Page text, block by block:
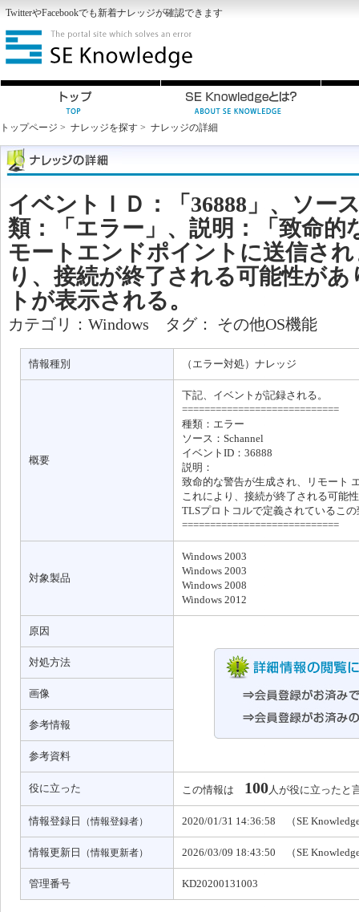
TwitterやFacebookでも新着ナレッジが確認できます
トップページ > ナレッジを探す > ナレッジの詳細
イベントＩＤ：「36888」、ソー
類：「エラー」、説明：「致命的
モートエンドポイントに送信さ
り、接続が終了される可能性が
トが表示される。
カテゴリ： Windows タグ： その他OS機能
情報種別 （エラー対処）ナレッジ
概要
下記、イベントが記録される。
============================
種類：エラー
ソース：Schannel
イベントID：36888
説明：
致命的な警告が生成され、リモート
これにより、接続が終了される可能
TLSプロトコルで定義されているこ
============================
対象製品
Windows 2003
Windows 2003
Windows 2008
Windows 2012
原因
対処方法
画像
参考情報
参考資料
役に立った この情報は 100人が役に立った
情報登録日 （情報登録者） 2020/01/31 14:36:58 （SE
情報更新日 （情報更新者） 2026/03/09 18:43:50 （SE
管理番号 KD20200131003